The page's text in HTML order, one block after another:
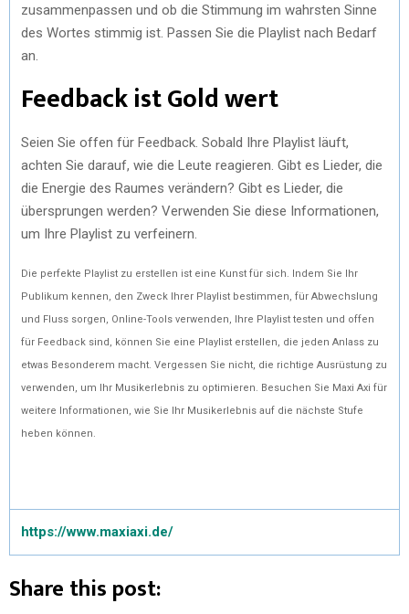
zusammenpassen und ob die Stimmung im wahrsten Sinne
des Wortes stimmig ist. Passen Sie die Playlist nach Bedarf
an.
Feedback ist Gold wert
Seien Sie offen für Feedback. Sobald Ihre Playlist läuft,
achten Sie darauf, wie die Leute reagieren. Gibt es Lieder, die
die Energie des Raumes verändern? Gibt es Lieder, die
übersprungen werden? Verwenden Sie diese Informationen,
um Ihre Playlist zu verfeinern.
Die perfekte Playlist zu erstellen ist eine Kunst für sich. Indem Sie Ihr
Publikum kennen, den Zweck Ihrer Playlist bestimmen, für Abwechslung
und Fluss sorgen, Online-Tools verwenden, Ihre Playlist testen und offen
für Feedback sind, können Sie eine Playlist erstellen, die jeden Anlass zu
etwas Besonderem macht. Vergessen Sie nicht, die richtige Ausrüstung zu
verwenden, um Ihr Musikerlebnis zu optimieren. Besuchen Sie Maxi Axi für
weitere Informationen, wie Sie Ihr Musikerlebnis auf die nächste Stufe
heben können.
https://www.maxiaxi.de/
Share this post: